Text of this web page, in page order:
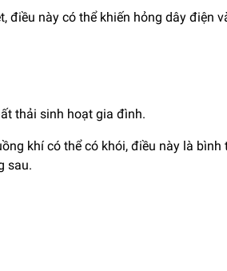
điều này có thể khiến hỏng dây điện
thải sinh hoạt gia đình.
khí có thể có khói, điều này là
sau.